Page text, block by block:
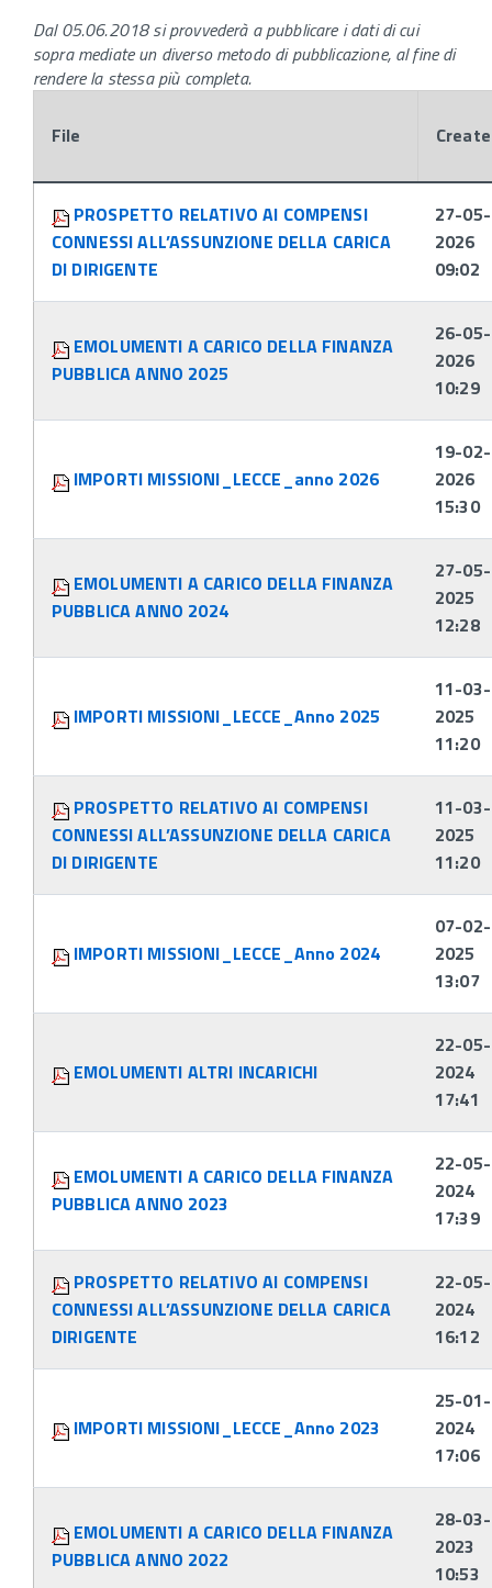
Dal 05.06.2018 si provvederà a pubblicare i dati di cui
sopra mediate un diverso metodo di pubblicazione, al fine di
rendere la stessa più completa.
Attachments:
File
PROSPETTO RELATIVO AI COMPENSI
CONNESSI ALL’ASSUNZIONE DELLA CARICA
DI DIRIGENTE
27-05-
2026
09:02
EMOLUMENTI A CARICO DELLA FINANZA
PUBBLICA ANNO 2025
26-05-
2026
10:29
IMPORTI MISSIONI_LECCE_anno 2026
19-02-
2026
15:30
EMOLUMENTI A CARICO DELLA FINANZA
PUBBLICA ANNO 2024
27-05-
2025
12:28
IMPORTI MISSIONI_LECCE_Anno 2025
11-03-
2025
11:20
PROSPETTO RELATIVO AI COMPENSI
CONNESSI ALL’ASSUNZIONE DELLA CARICA
DI DIRIGENTE
11-03-
2025
11:20
IMPORTI MISSIONI_LECCE_Anno 2024
07-02-
2025
13:07
EMOLUMENTI ALTRI INCARICHI
22-05-
2024
17:41
EMOLUMENTI A CARICO DELLA FINANZA
PUBBLICA ANNO 2023
22-05-
2024
17:39
PROSPETTO RELATIVO AI COMPENSI
CONNESSI ALL’ASSUNZIONE DELLA CARICA
DIRIGENTE
22-05-
2024
16:12
IMPORTI MISSIONI_LECCE_Anno 2023
25-01-
2024
17:06
EMOLUMENTI A CARICO DELLA FINANZA
PUBBLICA ANNO 2022
28-03-
2023
10:53